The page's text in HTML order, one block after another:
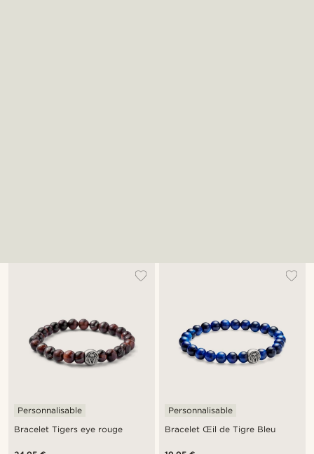
Bracelet Tigers eye rouge
Personnalisable
Bracelet Œil de Tigre Bleu
Personnalisable